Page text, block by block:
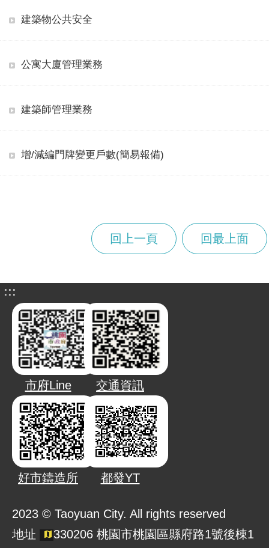
建築物公共安全
公寓大廈管理業務
建築師管理業務
增/減編門牌變更戶數(簡易報備)
回上一頁 回最上面
:::
市府Line
好市鑄造所
交通資訊
都發YT
2023 © Taoyuan City. All rights reserved
地址
330206 桃園市桃園區縣府路1號後棟1